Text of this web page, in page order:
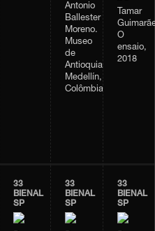
Antonio
Ballester
Moreno.
Museo
de
Antioquia.
Medellín,
Colômbia.
Tamar
O
ensaio,
2018
33
BIENAL
SP
33
BIENAL
SP
33
BIENAL
SP